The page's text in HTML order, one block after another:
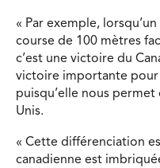
« Par exemple,
course de 100 mètres
c’est une victoire du
victoire importante
puisqu’elle nous
Unis.
« Cette différenciation
canadienne est